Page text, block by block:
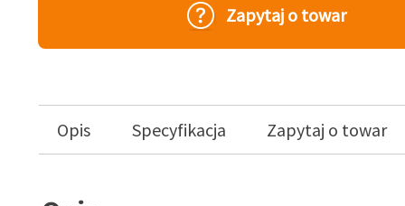
Zapytaj o towar
Opis Specyfikacja Zapytaj o towar